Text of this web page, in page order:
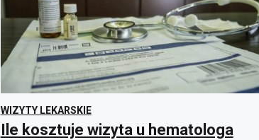
WIZYTY LEKARSKIE
Ile kosztuje wizyta u hematologa